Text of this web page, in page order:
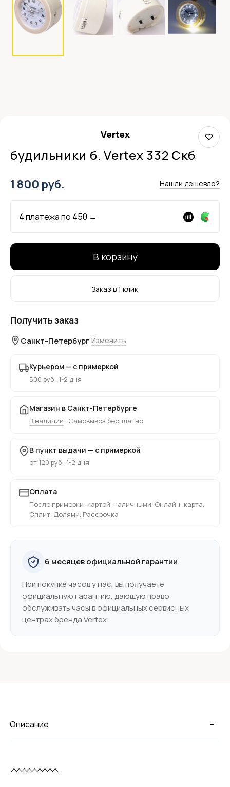
Vertex
будильники б. Vertex 332 Скб
1 800 руб. Нашли дешевле?
4 платежа по 450 →
В корзину
Заказ в 1 клик
Получить заказ
Санкт-Петербург Изменить
Курьером — с примеркой
500 руб · 1-2 дня
Магазин в Санкт-Петербурге
В наличии · Самовывоз бесплатно
В пункт выдачи — с примеркой
от 120 руб · 1-2 дня
Оплата
После примерки: картой, наличными. Онлайн: карта,
Сплит, Долями, Рассрочка
6 месяцев официальной гарантии
При покупке часов у нас, вы получаете
официальную гарантию, дающую право
обслуживать часы в официальных сервисных
центрах бренда Vertex.
-
Описание